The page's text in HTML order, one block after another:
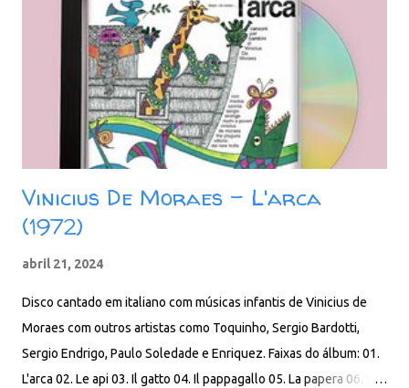
Vinicius De Moraes – L'arca
(1972)
abril 21, 2024
Disco cantado em italiano com músicas infantis de Vinicius de
Moraes com outros artistas como Toquinho, Sergio Bardotti,
Sergio Endrigo, Paulo Soledade e Enriquez. Faixas do álbum: 01.
L'arca 02. Le api 03. Il gatto 04. Il pappagallo 05. La papera 06. La